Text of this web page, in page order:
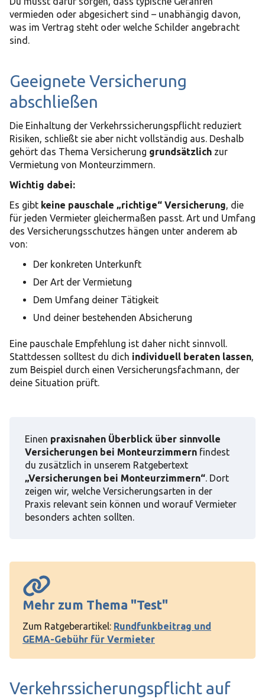
vermieden oder abgesichert sind – unabhängig davon,
was im Vertrag steht oder welche Schilder angebracht
sind.
Geeignete Versicherung
abschließen
Die Einhaltung der Verkehrssicherungspflicht reduziert
Risiken, schließt sie aber nicht vollständig aus. Deshalb
gehört das Thema Versicherung grundsätzlich zur
Vermietung von Monteurzimmern.
Wichtig dabei:
Es gibt keine pauschale „richtige“ Versicherung, die
für jeden Vermieter gleichermaßen passt. Art und Umfang
des Versicherungsschutzes hängen unter anderem ab
von:
Der konkreten Unterkunft
Der Art der Vermietung
Dem Umfang deiner Tätigkeit
Und deiner bestehenden Absicherung
Eine pauschale Empfehlung ist daher nicht sinnvoll.
Stattdessen solltest du dich individuell beraten lassen,
zum Beispiel durch einen Versicherungsfachmann, der
deine Situation prüft.
Einen praxisnahen Überblick über sinnvolle
Versicherungen bei Monteurzimmern findest
du zusätzlich in unserem Ratgebertext
„Versicherungen bei Monteurzimmern“. Dort
zeigen wir, welche Versicherungsarten in der
Praxis relevant sein können und worauf Vermieter
besonders achten sollten.
Mehr zum Thema "Test"
Zum Ratgeberartikel: Rundfunkbeitrag und
GEMA-Gebühr für Vermieter
Verkehrssicherungspflicht auf